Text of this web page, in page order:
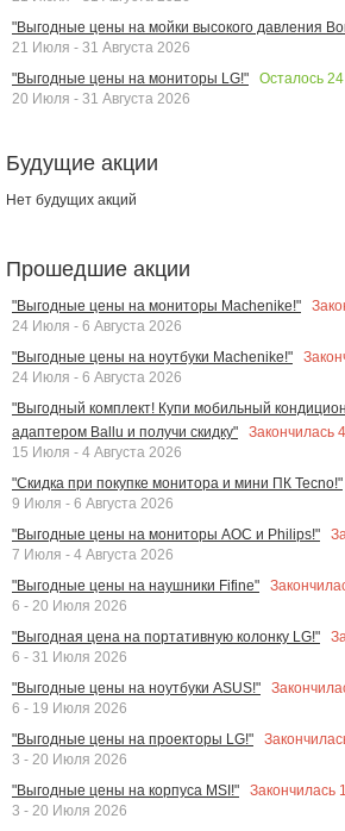
"Выгодные цены на мойки высокого давления
21 Июля - 31 Августа 2026
"Выгодные цены на мониторы LG!"
Осталось 24
20 Июля - 31 Августа 2026
Будущие акции
Нет будущих акций
Прошедшие акции
"Выгодные цены на мониторы Machenike!"
24 Июля - 6 Августа 2026
"Выгодные цены на ноутбуки Machenike!"
24 Июля - 6 Августа 2026
"Выгодный комплект! Купи мобильный
адаптером Ballu и получи скидку"
Закончилась 4
15 Июля - 4 Августа 2026
"Скидка при покупке монитора и мини ПК Tecno!"
9 Июля - 6 Августа 2026
"Выгодные цены на мониторы AOC и Philips!"
7 Июля - 4 Августа 2026
"Выгодные цены на наушники Fifine"
6 - 20 Июля 2026
"Выгодная цена на портативную колонку LG!"
6 - 31 Июля 2026
"Выгодные цены на ноутбуки ASUS!"
6 - 19 Июля 2026
"Выгодные цены на проекторы LG!"
3 - 20 Июля 2026
"Выгодные цены на корпуса MSI!"
Закончилась
3 - 20 Июля 2026